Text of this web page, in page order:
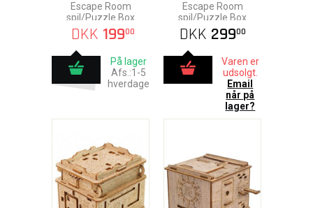
Escape Room
spil/Puzzle Box
DKK 19900
På lager
Afs.:1-5
hverdage
Escape Room
spil/Puzzle Box
DKK 29900
Varen er
udsolgt.
Email
når på
lager?